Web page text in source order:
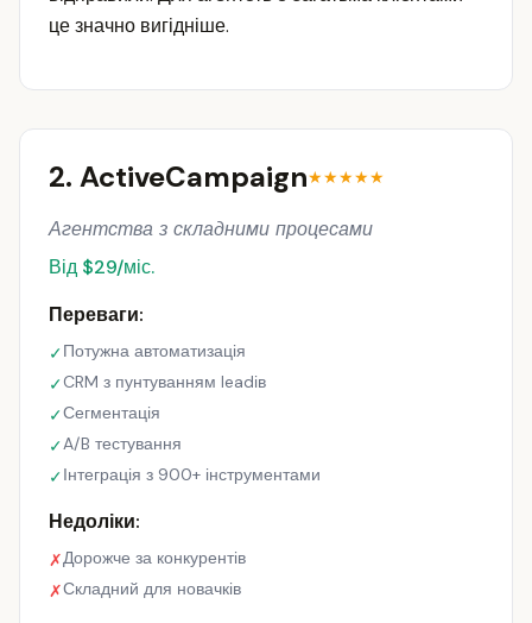
це значно вигідніше.
2. ActiveCampaign★★★★★
Агентства з складними процесами
Від $29/міс.
Переваги:
✓Потужна автоматизація
✓CRM з пунтуванням leadів
✓Сегментація
✓A/B тестування
✓Інтеграція з 900+ інструментами
Недоліки:
✗Дорожче за конкурентів
✗Складний для новачків